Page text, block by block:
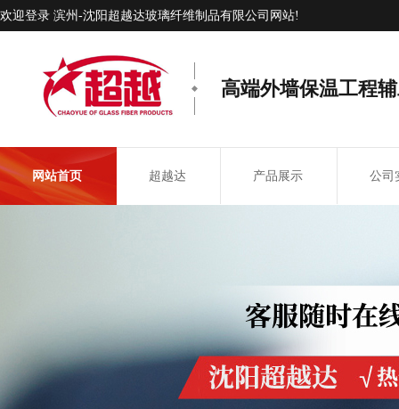
欢迎登录 滨州-沈阳超越达玻璃纤维制品有限公司网站!
高端外墙保温工程
网站首页 超越达 产品展示 公司